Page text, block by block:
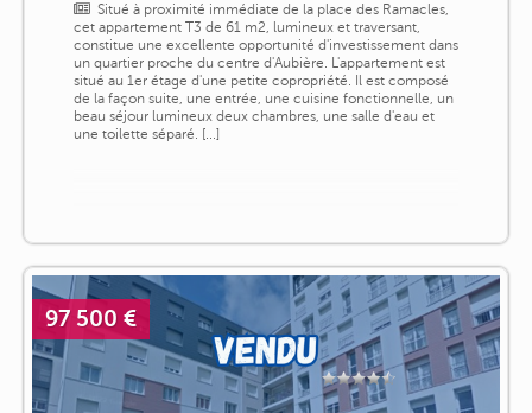
Situé à proximité immédiate de la place des Ramacles,
cet appartement T3 de 61 m2, lumineux et traversant,
constitue une excellente opportunité d'investissement dans
un quartier proche du centre d'Aubière. L'appartement est
situé au 1er étage d'une petite copropriété. Il est composé
de la façon suite, une entrée, une cuisine fonctionnelle, un
beau séjour lumineux deux chambres, une salle d'eau et
une toilette séparé. [...]
97 500 €